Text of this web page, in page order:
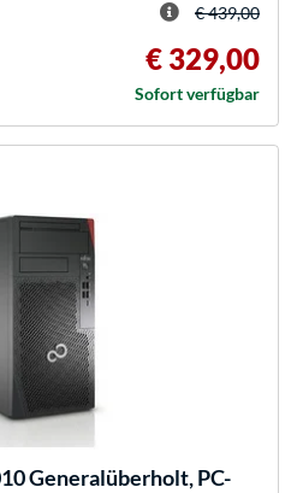
€ 439,00
€ 329,00
Sofort verfügbar
Generalüberholt, PC-